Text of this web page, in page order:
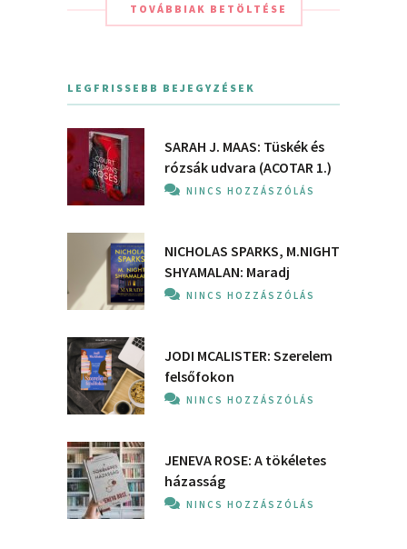
TOVÁBBIAK BETÖLTÉSE
LEGFRISSEBB BEJEGYZÉSEK
SARAH J. MAAS: Tüskék és
rózsák udvara (ACOTAR 1.)
NINCS HOZZÁSZÓLÁS
NICHOLAS SPARKS, M.NIGHT
SHYAMALAN: Maradj
NINCS HOZZÁSZÓLÁS
JODI MCALISTER: Szerelem
felsőfokon
NINCS HOZZÁSZÓLÁS
JENEVA ROSE: A ​tökéletes
házasság
NINCS HOZZÁSZÓLÁS